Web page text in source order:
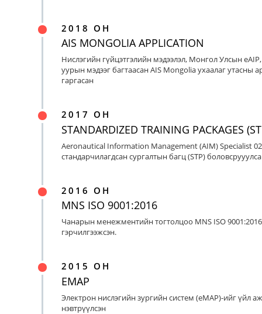
2018 ОН
AIS MONGOLIA APPLICATION
Нислэгийн гүйцэтгэлийн мэдээлэл, Монгол Улсын
уурын мэдээг багтаасан AIS Mongolia ухаалаг утасны
гаргасан
2017 ОН
STANDARDIZED TRAINING PACKAGES
Aeronautical Information Management (AIM) Specialist
стандарчилагдсан сургалтын багц (STP)
2016 ОН
MNS ISO 9001:2016
Чанарын менежментийн тогтолцоо MNS ISO
гэрчилгээжсэн.
2015 ОН
EMAP
Электрон нислэгийн зургийн систем (eMAP)-ийг үйл
нэвтрүүлсэн